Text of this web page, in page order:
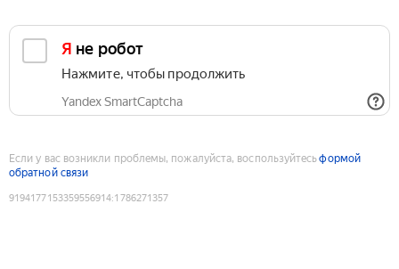
Я не робот
Нажмите, чтобы продолжить
Yandex SmartCaptcha
Если у вас возникли проблемы, пожалуйста, воспользуйтесьформой
обратной связи
9194177153359556914:1786271357